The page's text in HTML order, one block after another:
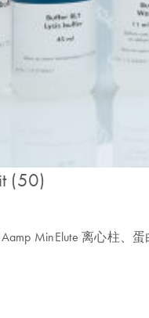
(50)
MinElute 离心柱、